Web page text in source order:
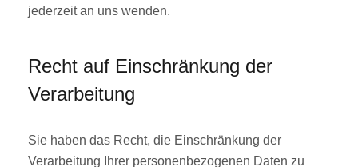
jederzeit an uns wenden.
Recht auf Einschränkung der
Verarbeitung
Sie haben das Recht, die Einschränkung der
Verarbeitung Ihrer personenbezogenen Daten zu